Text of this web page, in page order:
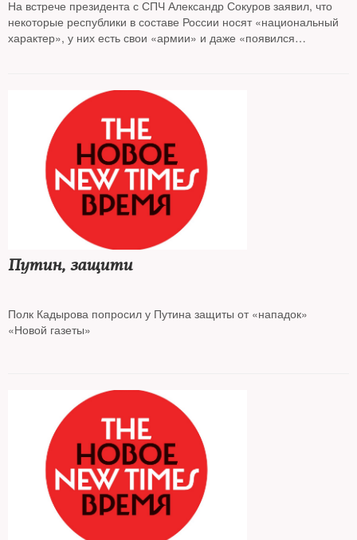
На встрече президента с СПЧ Александр Сокуров заявил, что
некоторые республики в составе России носят «национальный
характер», у них есть свои «армии» и даже «появился
Путин, защити
Полк Кадырова попросил у Путина защиты от «нападок»
«Новой газеты»